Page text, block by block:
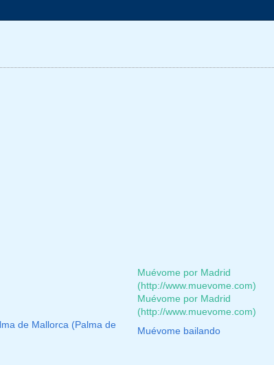
Muévome por Madrid
(http://www.muevome.com)
Muévome por Madrid
(http://www.muevome.com)
de Mallorca (Palma de
Muévome bailando